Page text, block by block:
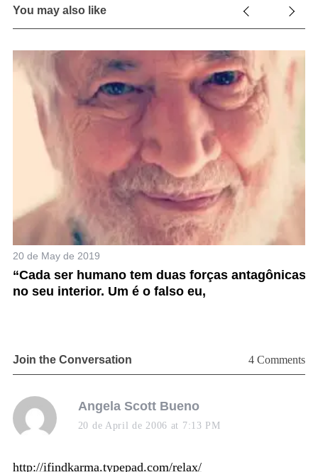
You may also like
20 de May de 2019
“Cada ser humano tem duas forças antagônicas
no seu interior. Um é o falso eu,
Join the Conversation 4 Comments
s
a
s
Angela Scott Bueno
20 de April de 2006 at 7:13 PM
http://ifindkarma.typepad.com/relax/